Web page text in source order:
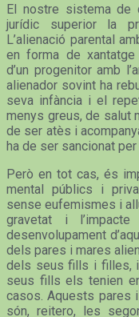
El nostre sistema de
jurídic superior la
L’alienació parental
en forma de xantatge
d’un progenitor amb
alienador sovint ha
seva infància i el
menys greus, de salut
de ser atès i
ha de ser sancionat per
Però en tot cas, és
mental públics i
sense eufemismes i
gravetat i
desenvolupament
dels pares i mares
dels seus fills i filles, i
seus fills els tenien
casos. Aquests pares
són, reitero, les